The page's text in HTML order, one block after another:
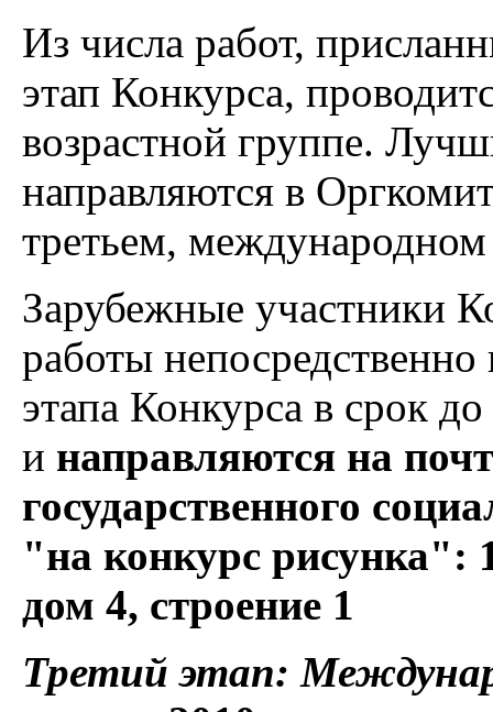
Из числа работ,
этап Конкурса,
возрастной группе.
направляются в
третьем, международном
Зарубежные участники
работы
этапа Конкурса в срок
и направляются на
государственного
"на конкурс рисунка":
дом 4, строение 1
Третий этап: